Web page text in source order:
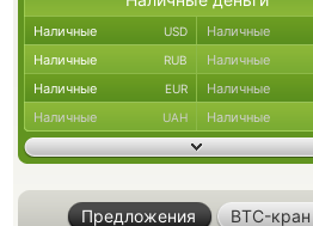
Наличные USD Наличные
Наличные RUB Наличные
Наличные EUR Наличные
Наличные UAH Наличные
Предложения BTC-кран